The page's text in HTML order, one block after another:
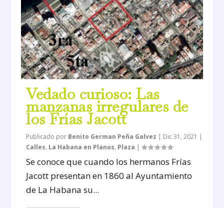
Vedado curioso: Las
manzanas irregulares de
los Frías Jacott
Publicado por Benito German Peña Galvez Dic 31, 2021
Calles, La Habana en Planos, Plaza |
Se conoce que cuando los hermanos Frías
Jacott presentan en 1860 al Ayuntamiento
de La Habana su...